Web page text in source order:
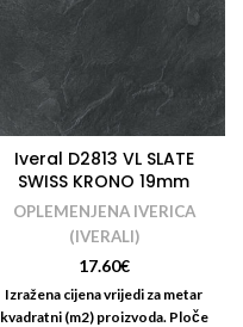
Iveral D2813 VL SLATE
SWISS KRONO 19mm
OPLEMENJENA IVERICA
(IVERALI)
17.60€
Izražena cijena vrijedi za metar
kvadratni (m2) proizvoda. Ploče